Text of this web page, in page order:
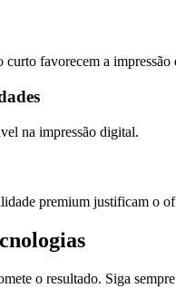
curto favorecem a impressão
na impressão digital.
premium justificam o
o resultado. Siga